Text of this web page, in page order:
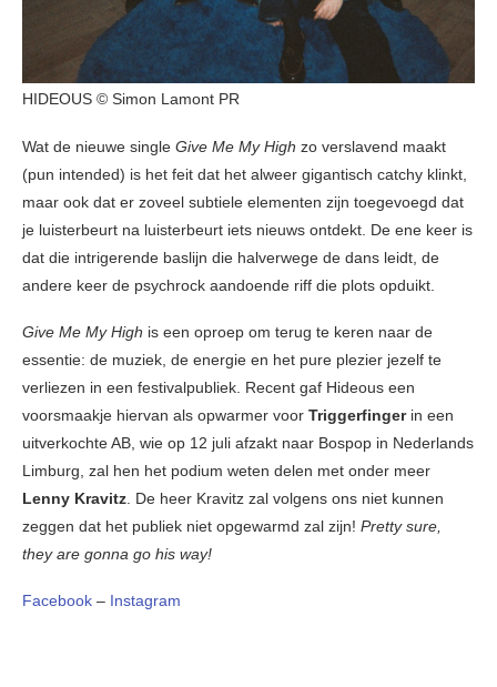
HIDEOUS © Simon Lamont PR
Wat de nieuwe single Give Me My High zo verslavend maakt
(pun intended) is het feit dat het alweer gigantisch catchy klinkt,
maar ook dat er zoveel subtiele elementen zijn toegevoegd dat
je luisterbeurt na luisterbeurt iets nieuws ontdekt. De ene keer is
dat die intrigerende baslijn die halverwege de dans leidt, de
andere keer de psychrock aandoende riff die plots opduikt.
Give Me My High is een oproep om terug te keren naar de
essentie: de muziek, de energie en het pure plezier jezelf te
verliezen in een festivalpubliek. Recent gaf Hideous een
voorsmaakje hiervan als opwarmer voor Triggerfingerin een
uitverkochte AB, wie op 12 juli afzakt naar Bospop in Nederlands
Limburg, zal hen het podium weten delen met onder meer
Lenny Kravitz. De heer Kravitz zal volgens ons niet kunnen
zeggen dat het publiek niet opgewarmd zal zijn! Pretty sure,
they are gonna go his way!
Facebook – Instagram